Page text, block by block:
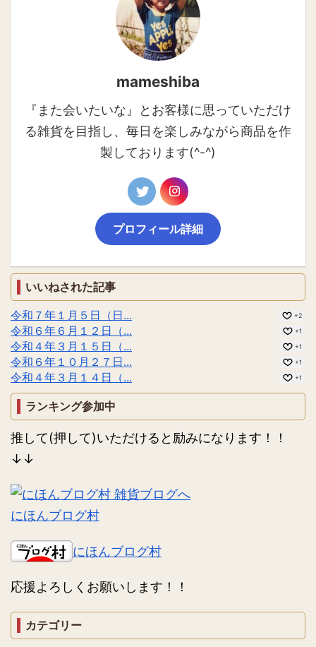
mameshiba
『また会いたいな』とお客様に思っていただけ
る雑貨を目指し、毎日を楽しみながら商品を作
製しております(^-^)
プロフィール詳細
いいねされた記事
令和７年１月５日（日...
+2
令和６年６月１２日（... +1
令和４年３月１５日（... +1
令和６年１０月２７日... +1
令和４年３月１４日（... +1
ランキング参加中
推して(押して)いただけると励みになります！！
↓↓
にほんブログ村
にほんブログ村
応援よろしくお願いします！！
カテゴリー